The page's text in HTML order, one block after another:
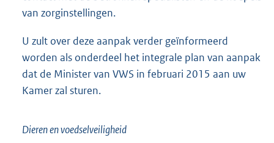
overgenomen en gezamenlijk met het RIVM de
gestart. Uiteraard vindt deze discussie plaats in nauw
contact met de betrokken specialisten en de koepels
van zorginstellingen.
dat de Minister van VWS in februari 2015 aan uw